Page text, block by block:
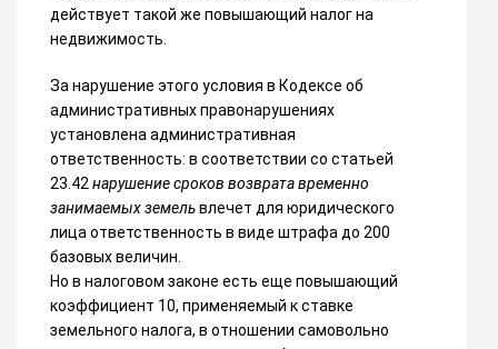
действует такой же повышающий налог на
недвижимость.
За нарушение этого условия в Кодексе об
административных правонарушениях
установлена административная
ответственность: в соответствии со статьей
23.42 нарушение сроков возврата временно
занимаемых земельвлечет для юридического
лица ответственность в виде штрафа до 200
базовых величин.
Но в налоговом законе есть еще повышающий
коэффициент 10, применяемый к ставке
земельного налога, в отношении самовольно